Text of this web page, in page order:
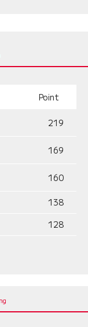
Point
219
169
160
138
128